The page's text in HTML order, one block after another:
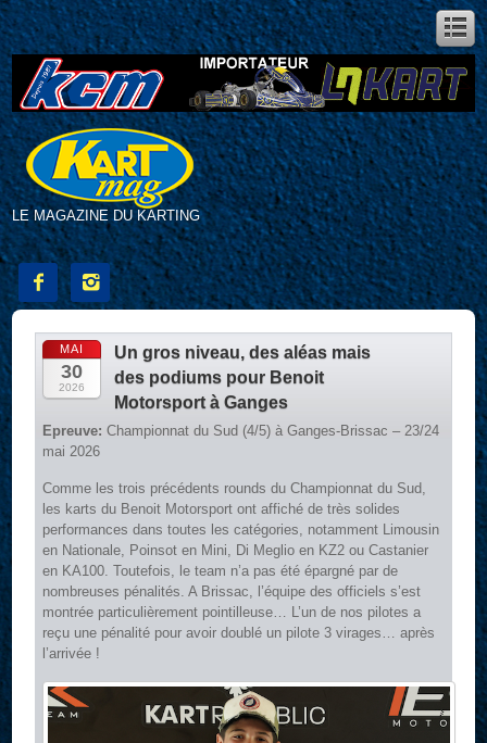
LE MAGAZINE DU KARTING
 
MAI
30
2026
Un gros niveau, des aléas mais
des podiums pour Benoit
Motorsport à Ganges
Epreuve: Championnat du Sud (4/5) à Ganges-Brissac – 23/24
mai 2026
Comme les trois précédents rounds du Championnat du Sud,
les karts du Benoit Motorsport ont affiché de très solides
performances dans toutes les catégories, notamment Limousin
en Nationale, Poinsot en Mini, Di Meglio en KZ2 ou Castanier
en KA100. Toutefois, le team n’a pas été épargné par de
nombreuses pénalités. A Brissac, l’équipe des officiels s’est
montrée particulièrement pointilleuse… L’un de nos pilotes a
reçu une pénalité pour avoir doublé un pilote 3 virages… après
l’arrivée !